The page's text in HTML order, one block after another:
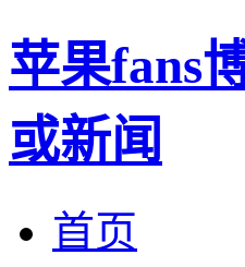
苹果fans
或新闻
首页